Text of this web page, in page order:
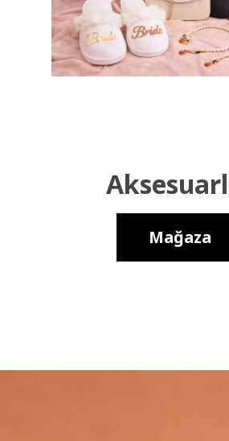
Mağaza